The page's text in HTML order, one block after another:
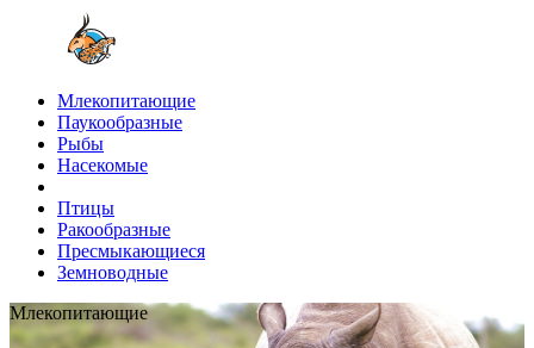
Млекопитающие
Паукообразные
Рыбы
Насекомые
Птицы
Ракообразные
Пресмыкающиеся
Земноводные
Млекопитающие